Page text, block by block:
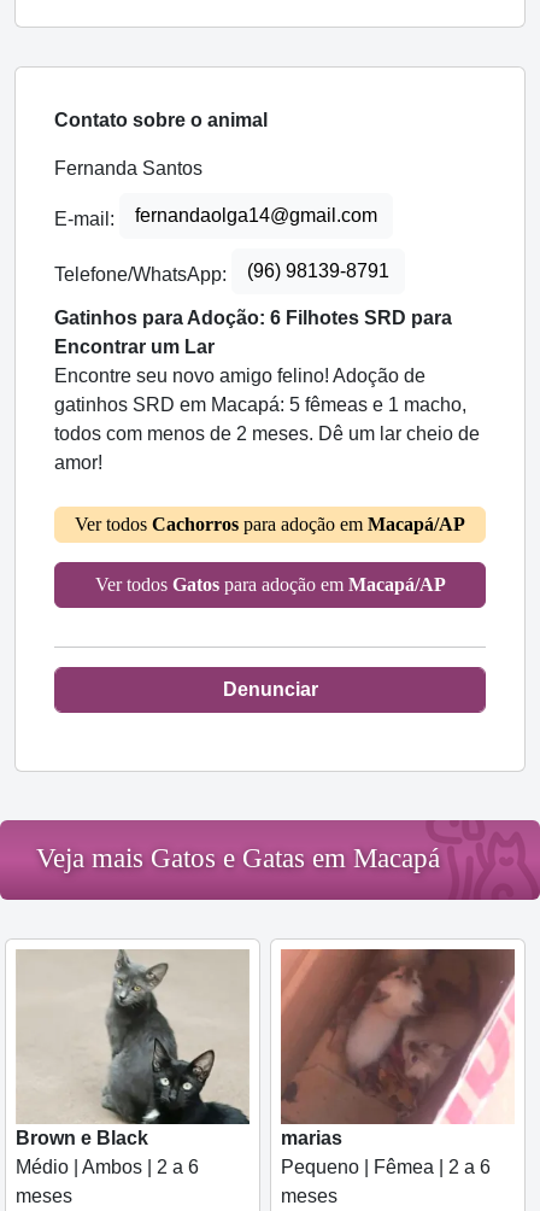
Contato sobre o animal
Fernanda Santos
E-mail: fernandaolga14@gmail.com
Telefone/WhatsApp: (96) 98139-8791
Gatinhos para Adoção: 6 Filhotes SRD para
Encontrar um Lar
Encontre seu novo amigo felino! Adoção de
gatinhos SRD em Macapá: 5 fêmeas e 1 macho,
todos com menos de 2 meses. Dê um lar cheio de
amor!
Ver todos Cachorros para adoção em Macapá/AP
Ver todos Gatospara adoção em Macapá/AP
Denunciar
Veja mais Gatos e Gatas em Macapá
Brown e Black
Médio | Ambos | 2 a 6
meses
marias
Pequeno | Fêmea | 2 a 6
meses